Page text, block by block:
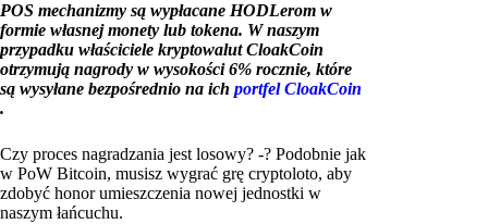
POS mechanizmy są wypłacane HODLerom w
formie własnej monety lub tokena. W naszym
przypadku właściciele kryptowalut CloakCoin
otrzymują nagrody w wysokości 6% rocznie, które
są wysyłane bezpośrednio na ich portfel CloakCoin
.
Czy proces nagradzania jest losowy? -? Podobnie jak
w PoW Bitcoin, musisz wygrać grę cryptoloto, aby
zdobyć honor umieszczenia nowej jednostki w
naszym łańcuchu.